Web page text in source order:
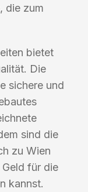
die zum
bietet
Die
sichere und
sind die
zu Wien
für die
kannst.